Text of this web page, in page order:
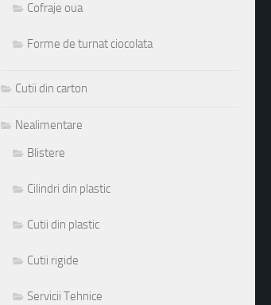
Cofraje oua
Forme de turnat ciocolata
Cutii din carton
Nealimentare
Blistere
Cilindri din plastic
Cutii din plastic
Cutii rigide
Servicii Tehnice